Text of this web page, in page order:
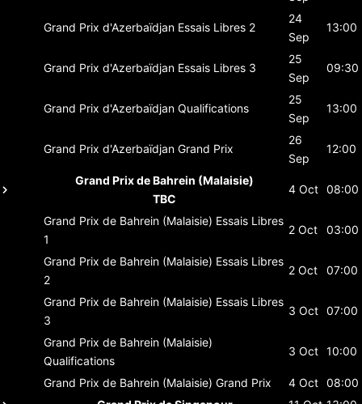
Grand Prix d'Azerbaïdjan Essais Libres 2
24
Sep
13:00
Grand Prix d'Azerbaïdjan Essais Libres 3
25
Sep
09:30
Grand Prix d'Azerbaïdjan Qualifications
25
Sep
13:00
Grand Prix d'Azerbaïdjan Grand Prix
26
Sep
12:00
Grand Prix de Bahrein (Malaisie)
TBC
4 Oct 08:00
Grand Prix de Bahrein (Malaisie) Essais Libres
1
2 Oct 03:00
Grand Prix de Bahrein (Malaisie) Essais Libres
2
2 Oct 07:00
Grand Prix de Bahrein (Malaisie) Essais Libres
3
3 Oct 07:00
Grand Prix de Bahrein (Malaisie)
Qualifications
3 Oct 10:00
Grand Prix de Bahrein (Malaisie) Grand Prix 4 Oct 08:00